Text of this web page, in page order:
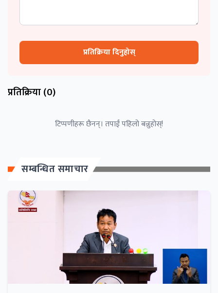
प्रतिक्रिया दिनुहोस्
प्रतिक्रिया (0)
टिप्पणीहरू छैनन्। तपाईं पहिलो बन्नुहोस्!
सम्बन्धित समाचार